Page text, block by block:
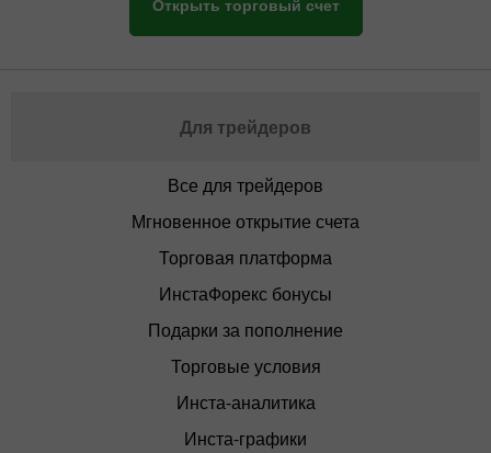
Для трейдеров
Все для трейдеров
Мгновенное открытие счета
Торговая платформа
ИнстаФорекс бонусы
Подарки за пополнение
Торговые условия
Инста-аналитика
Инста-графики